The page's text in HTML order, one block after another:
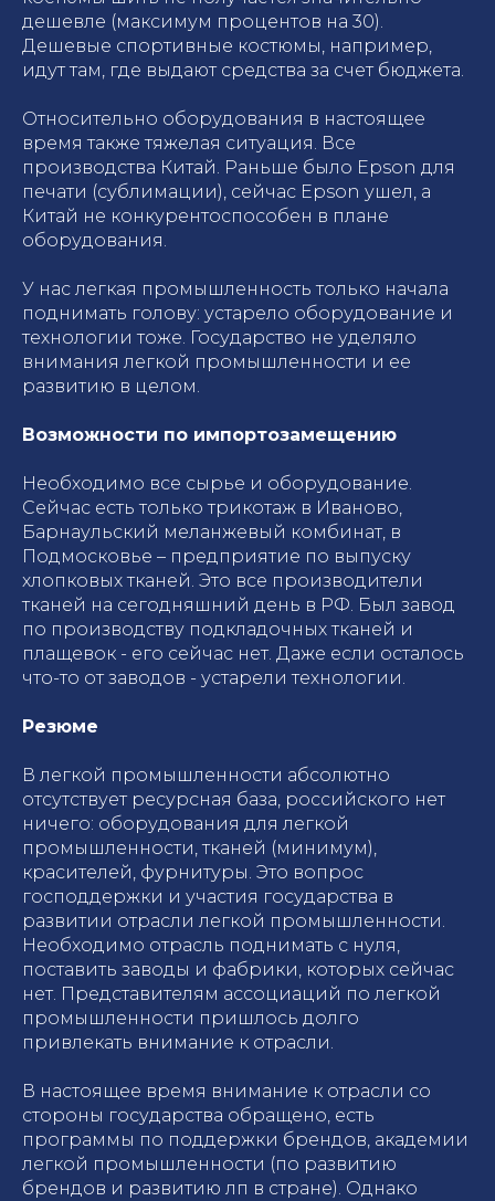
дешевле (максимум процентов на 30).
Дешевые спортивные костюмы, например,
идут там, где выдают средства за счет бюджета.
Относительно оборудования в настоящее
время также тяжелая ситуация. Все
производства Китай. Раньше было Epson для
печати (сублимации), сейчас Epson ушел, а
Китай не конкурентоспособен в плане
оборудования.
У нас легкая промышленность только начала
поднимать голову: устарело оборудование и
технологии тоже. Государство не уделяло
внимания легкой промышленности и ее
развитию в целом.
Возможности по импортозамещению
Необходимо все сырье и оборудование.
Сейчас есть только трикотаж в Иваново,
Барнаульский меланжевый комбинат, в
Подмосковье – предприятие по выпуску
хлопковых тканей. Это все производители
тканей на сегодняшний день в РФ. Был завод
по производству подкладочных тканей и
плащевок - его сейчас нет. Даже если осталось
что-то от заводов - устарели технологии.
Резюме
В легкой промышленности абсолютно
отсутствует ресурсная база, российского нет
ничего: оборудования для легкой
промышленности, тканей (минимум),
красителей, фурнитуры. Это вопрос
господдержки и участия государства в
развитии отрасли легкой промышленности.
Необходимо отрасль поднимать с нуля,
поставить заводы и фабрики, которых сейчас
нет. Представителям ассоциаций по легкой
промышленности пришлось долго
привлекать внимание к отрасли.
В настоящее время внимание к отрасли со
стороны государства обращено, есть
программы по поддержки брендов, академии
легкой промышленности (по развитию
брендов и развитию лп в стране). Однако